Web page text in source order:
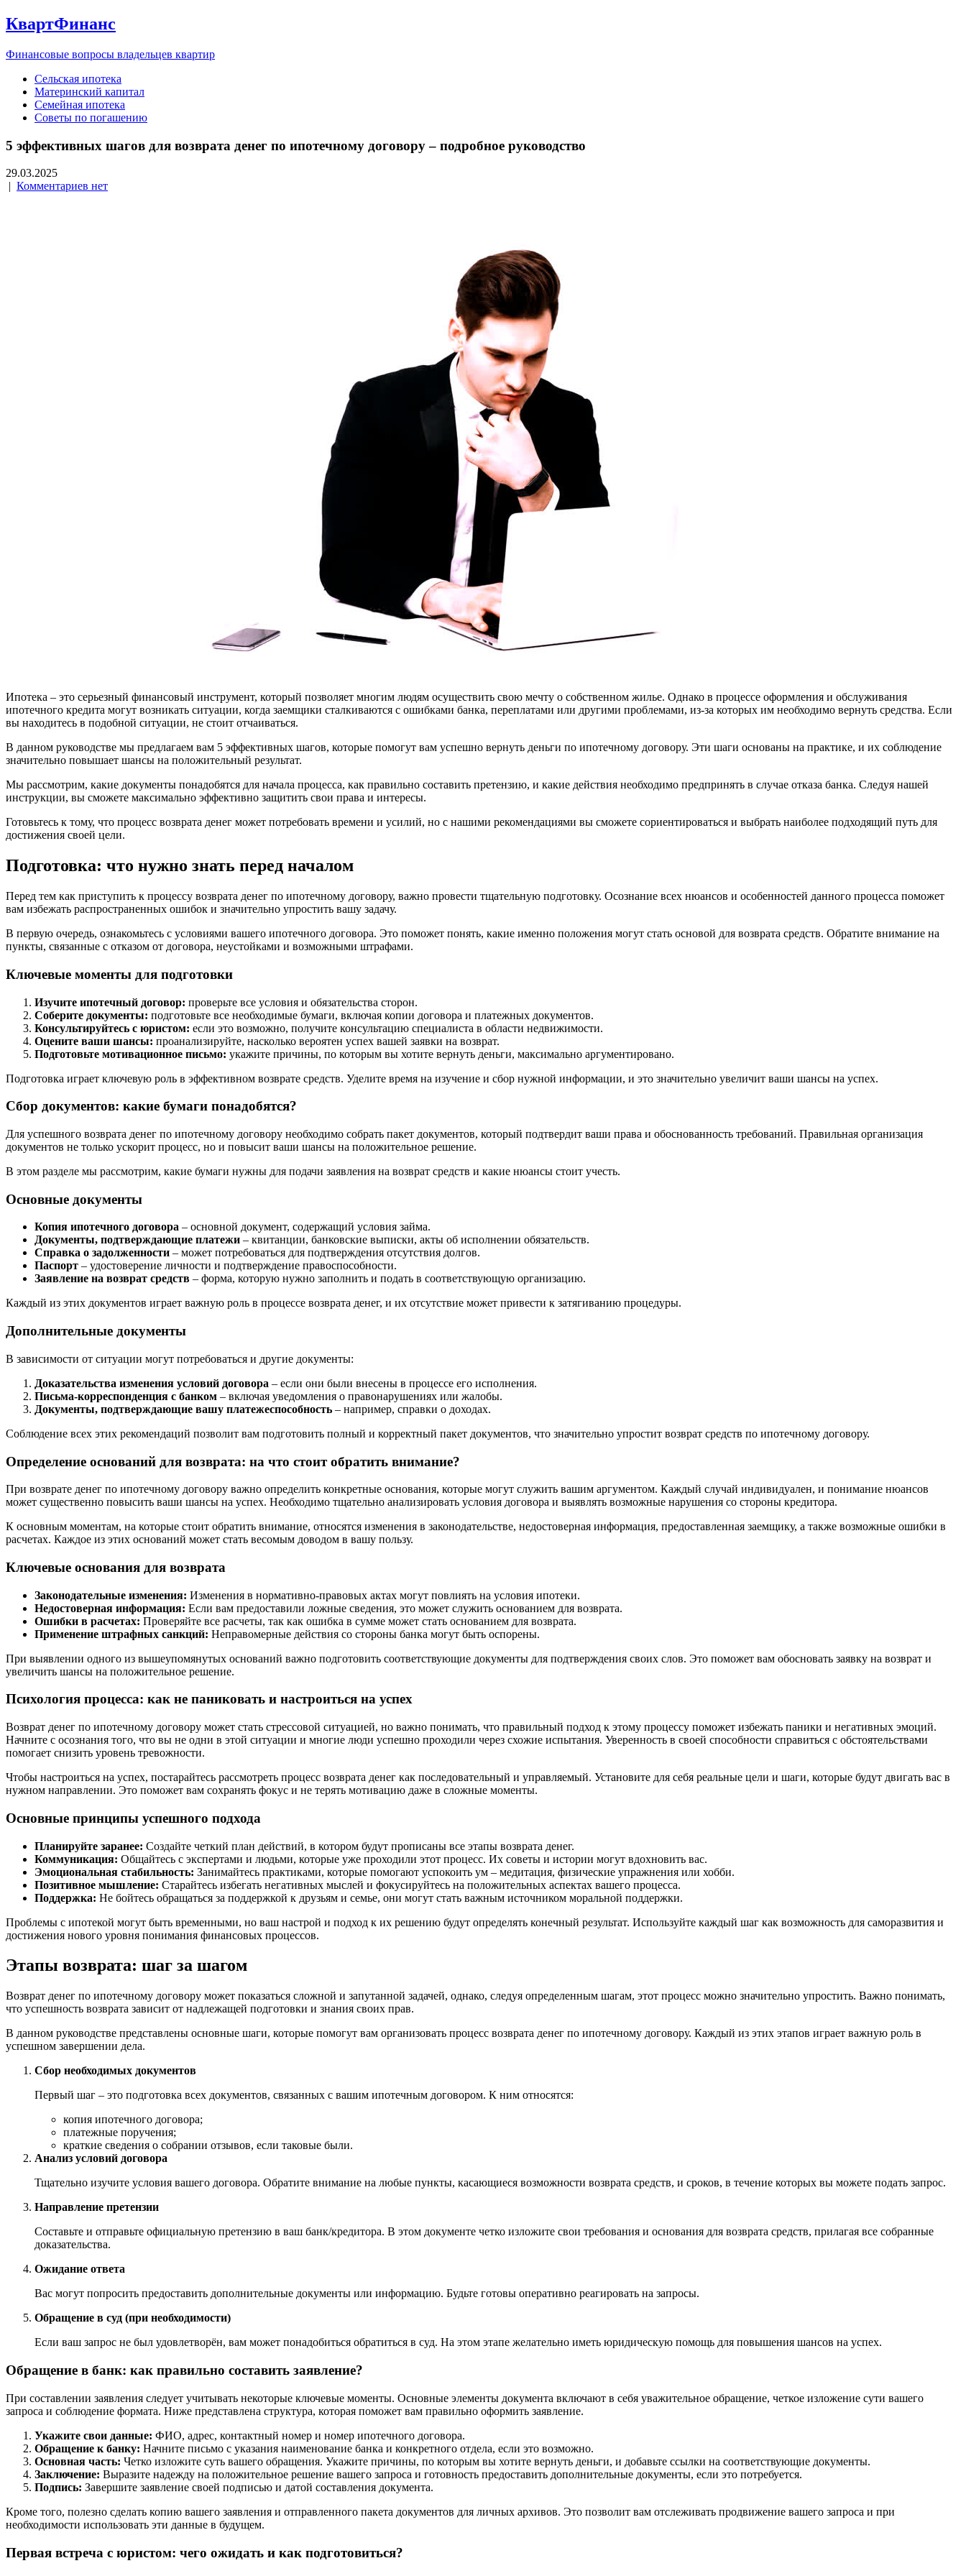
КвартФинанс
Финансовые вопросы владельцев квартир
Сельская ипотека
Материнский капитал
Семейная ипотека
Советы по погашению
5 эффективных шагов для возврата денег по ипотечному договору – подробное руководство
29.03.2025
| Комментариев нет
Ипотека – это серьезный финансовый инструмент, который позволяет многим людям осуществить свою мечту о собственном жилье. Однако в процессе оформления и обслуживания
ипотечного кредита могут возникать ситуации, когда заемщики сталкиваются с ошибками банка, переплатами или другими проблемами, из-за которых им необходимо вернуть средства. Если
вы находитесь в подобной ситуации, не стоит отчаиваться.
В данном руководстве мы предлагаем вам 5 эффективных шагов, которые помогут вам успешно вернуть деньги по ипотечному договору. Эти шаги основаны на практике, и их соблюдение
значительно повышает шансы на положительный результат.
Мы рассмотрим, какие документы понадобятся для начала процесса, как правильно составить претензию, и какие действия необходимо предпринять в случае отказа банка. Следуя нашей
инструкции, вы сможете максимально эффективно защитить свои права и интересы.
Готовьтесь к тому, что процесс возврата денег может потребовать времени и усилий, но с нашими рекомендациями вы сможете сориентироваться и выбрать наиболее подходящий путь для
достижения своей цели.
Подготовка: что нужно знать перед началом
Перед тем как приступить к процессу возврата денег по ипотечному договору, важно провести тщательную подготовку. Осознание всех нюансов и особенностей данного процесса поможет
вам избежать распространенных ошибок и значительно упростить вашу задачу.
В первую очередь, ознакомьтесь с условиями вашего ипотечного договора. Это поможет понять, какие именно положения могут стать основой для возврата средств. Обратите внимание на
пункты, связанные с отказом от договора, неустойками и возможными штрафами.
Ключевые моменты для подготовки
Изучите ипотечный договор: проверьте все условия и обязательства сторон.
Соберите документы: подготовьте все необходимые бумаги, включая копии договора и платежных документов.
Консультируйтесь с юристом: если это возможно, получите консультацию специалиста в области недвижимости.
Оцените ваши шансы: проанализируйте, насколько вероятен успех вашей заявки на возврат.
Подготовьте мотивационное письмо: укажите причины, по которым вы хотите вернуть деньги, максимально аргументировано.
Подготовка играет ключевую роль в эффективном возврате средств. Уделите время на изучение и сбор нужной информации, и это значительно увеличит ваши шансы на успех.
Сбор документов: какие бумаги понадобятся?
Для успешного возврата денег по ипотечному договору необходимо собрать пакет документов, который подтвердит ваши права и обоснованность требований. Правильная организация
документов не только ускорит процесс, но и повысит ваши шансы на положительное решение.
В этом разделе мы рассмотрим, какие бумаги нужны для подачи заявления на возврат средств и какие нюансы стоит учесть.
Основные документы
Копия ипотечного договора – основной документ, содержащий условия займа.
Документы, подтверждающие платежи – квитанции, банковские выписки, акты об исполнении обязательств.
Справка о задолженности – может потребоваться для подтверждения отсутствия долгов.
Паспорт – удостоверение личности и подтверждение правоспособности.
Заявление на возврат средств – форма, которую нужно заполнить и подать в соответствующую организацию.
Каждый из этих документов играет важную роль в процессе возврата денег, и их отсутствие может привести к затягиванию процедуры.
Дополнительные документы
В зависимости от ситуации могут потребоваться и другие документы:
Доказательства изменения условий договора – если они были внесены в процессе его исполнения.
Письма-корреспонденция с банком – включая уведомления о правонарушениях или жалобы.
Документы, подтверждающие вашу платежеспособность – например, справки о доходах.
Соблюдение всех этих рекомендаций позволит вам подготовить полный и корректный пакет документов, что значительно упростит возврат средств по ипотечному договору.
Определение оснований для возврата: на что стоит обратить внимание?
При возврате денег по ипотечному договору важно определить конкретные основания, которые могут служить вашим аргументом. Каждый случай индивидуален, и понимание нюансов
может существенно повысить ваши шансы на успех. Необходимо тщательно анализировать условия договора и выявлять возможные нарушения со стороны кредитора.
К основным моментам, на которые стоит обратить внимание, относятся изменения в законодательстве, недостоверная информация, предоставленная заемщику, а также возможные ошибки в
расчетах. Каждое из этих оснований может стать весомым доводом в вашу пользу.
Ключевые основания для возврата
Законодательные изменения: Изменения в нормативно-правовых актах могут повлиять на условия ипотеки.
Недостоверная информация: Если вам предоставили ложные сведения, это может служить основанием для возврата.
Ошибки в расчетах: Проверяйте все расчеты, так как ошибка в сумме может стать основанием для возврата.
Применение штрафных санкций: Неправомерные действия со стороны банка могут быть оспорены.
При выявлении одного из вышеупомянутых оснований важно подготовить соответствующие документы для подтверждения своих слов. Это поможет вам обосновать заявку на возврат и
увеличить шансы на положительное решение.
Психология процесса: как не паниковать и настроиться на успех
Возврат денег по ипотечному договору может стать стрессовой ситуацией, но важно понимать, что правильный подход к этому процессу поможет избежать паники и негативных эмоций.
Начните с осознания того, что вы не одни в этой ситуации и многие люди успешно проходили через схожие испытания. Уверенность в своей способности справиться с обстоятельствами
помогает снизить уровень тревожности.
Чтобы настроиться на успех, постарайтесь рассмотреть процесс возврата денег как последовательный и управляемый. Установите для себя реальные цели и шаги, которые будут двигать вас в
нужном направлении. Это поможет вам сохранять фокус и не терять мотивацию даже в сложные моменты.
Основные принципы успешного подхода
Планируйте заранее: Создайте четкий план действий, в котором будут прописаны все этапы возврата денег.
Коммуникация: Общайтесь с экспертами и людьми, которые уже проходили этот процесс. Их советы и истории могут вдохновить вас.
Эмоциональная стабильность: Занимайтесь практиками, которые помогают успокоить ум – медитация, физические упражнения или хобби.
Позитивное мышление: Старайтесь избегать негативных мыслей и фокусируйтесь на положительных аспектах вашего процесса.
Поддержка: Не бойтесь обращаться за поддержкой к друзьям и семье, они могут стать важным источником моральной поддержки.
Проблемы с ипотекой могут быть временными, но ваш настрой и подход к их решению будут определять конечный результат. Используйте каждый шаг как возможность для саморазвития и
достижения нового уровня понимания финансовых процессов.
Этапы возврата: шаг за шагом
Возврат денег по ипотечному договору может показаться сложной и запутанной задачей, однако, следуя определенным шагам, этот процесс можно значительно упростить. Важно понимать,
что успешность возврата зависит от надлежащей подготовки и знания своих прав.
В данном руководстве представлены основные шаги, которые помогут вам организовать процесс возврата денег по ипотечному договору. Каждый из этих этапов играет важную роль в
успешном завершении дела.
Сбор необходимых документов
Первый шаг – это подготовка всех документов, связанных с вашим ипотечным договором. К ним относятся:
копия ипотечного договора;
платежные поручения;
краткие сведения о собрании отзывов, если таковые были.
Анализ условий договора
Тщательно изучите условия вашего договора. Обратите внимание на любые пункты, касающиеся возможности возврата средств, и сроков, в течение которых вы можете подать запрос.
Направление претензии
Составьте и отправьте официальную претензию в ваш банк/кредитора. В этом документе четко изложите свои требования и основания для возврата средств, прилагая все собранные
доказательства.
Ожидание ответа
Вас могут попросить предоставить дополнительные документы или информацию. Будьте готовы оперативно реагировать на запросы.
Обращение в суд (при необходимости)
Если ваш запрос не был удовлетворён, вам может понадобиться обратиться в суд. На этом этапе желательно иметь юридическую помощь для повышения шансов на успех.
Обращение в банк: как правильно составить заявление?
При составлении заявления следует учитывать некоторые ключевые моменты. Основные элементы документа включают в себя уважительное обращение, четкое изложение сути вашего
запроса и соблюдение формата. Ниже представлена структура, которая поможет вам правильно оформить заявление.
Укажите свои данные: ФИО, адрес, контактный номер и номер ипотечного договора.
Обращение к банку: Начните письмо с указания наименование банка и конкретного отдела, если это возможно.
Основная часть: Четко изложите суть вашего обращения. Укажите причины, по которым вы хотите вернуть деньги, и добавьте ссылки на соответствующие документы.
Заключение: Выразите надежду на положительное решение вашего запроса и готовность предоставить дополнительные документы, если это потребуется.
Подпись: Завершите заявление своей подписью и датой составления документа.
Кроме того, полезно сделать копию вашего заявления и отправленного пакета документов для личных архивов. Это позволит вам отслеживать продвижение вашего запроса и при
необходимости использовать эти данные в будущем.
Первая встреча с юристом: чего ожидать и как подготовиться?